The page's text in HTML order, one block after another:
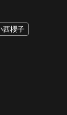
西櫻子